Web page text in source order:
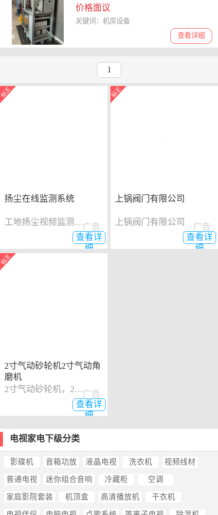
价格面议
查看详细
关键词：机房设备
1
扬尘在线监测系统
工地扬尘视频监测系统
查看详
细
广告
上锅阀门有限公司
上锅阀门有限公司
查看详
细
广告
2寸气动砂轮机2寸气动角
磨机
2寸气动砂轮机，2寸气动角磨机
查看详
细
广告
电视家电下级分类
影碟机 音箱功放 液晶电视 洗衣机 视频线材
普通电视 迷你组合音响 冷藏柜 空调
家庭影院套装 机顶盒 高清播放机 干衣机